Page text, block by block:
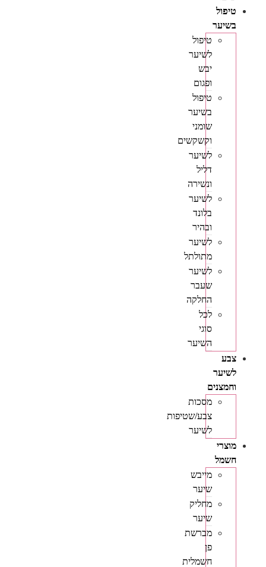
טיפול
בשיער
טיפול
לשיער
יבש
ופגום
טיפול
בשיער
שומני
וקשקשים
לשיער
דליל
ונשירה
לשיער
בלונד
ובהיר
לשיער
מתולתל
לשיער
שעבר
החלקה
לכל
סוגי
השיער
צבע
לשיער
וחמצנים
מסכות
צבע/שטיפות
לשיער
מוצרי
חשמל
מייבש
שיער
מחליק
שיער
מברשת
פן
חשמלית